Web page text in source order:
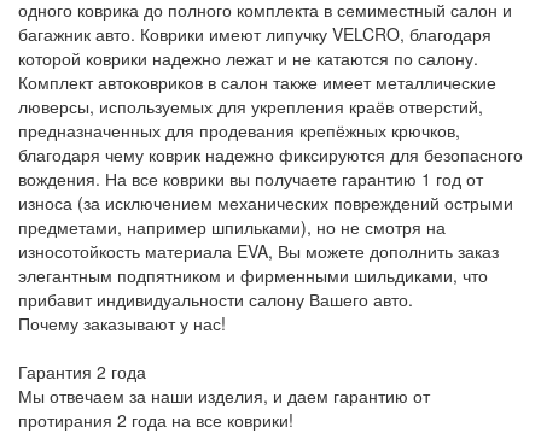
одного коврика до полного комплекта в семиместный салон и
багажник авто. Коврики имеют липучку VELCRO, благодаря
которой коврики надежно лежат и не катаются по салону.
Комплект автоковриков в салон также имеет металлические
люверсы, используемых для укрепления краёв отверстий,
предназначенных для продевания крепёжных крючков,
благодаря чему коврик надежно фиксируются для безопасного
вождения. На все коврики вы получаете гарантию 1 год от
износа (за исключением механических повреждений острыми
предметами, например шпильками), но не смотря на
износотойкость материала EVA, Вы можете дополнить заказ
элегантным подпятником и фирменными шильдиками, что
прибавит индивидуальности салону Вашего авто.
Почему заказывают у нас!
Гарантия 2 года
Мы отвечаем за наши изделия, и даем гарантию от
протирания 2 года на все коврики!